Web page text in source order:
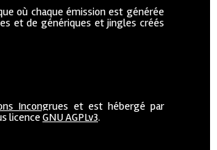
où chaque émission est générée
et de génériques et jingles créés
Incongrues et est hébergé par
licenceGNU AGPLv3.